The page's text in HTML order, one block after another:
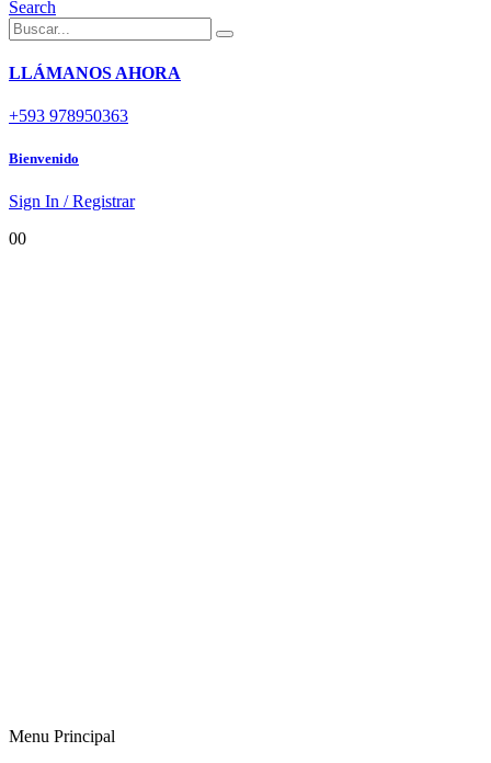
Search
LLÁMANOS AHORA
+593 978950363
Bienvenido
Sign In / Registrar
00
Menu Principal